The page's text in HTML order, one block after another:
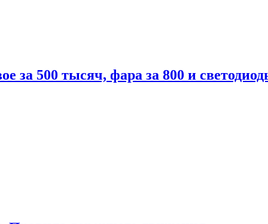
за 500 тысяч, фара за 800 и